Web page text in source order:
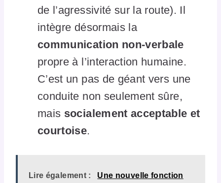
de l’agressivité sur la route). Il
intègre désormais la
communication non-verbale
propre à l’interaction humaine.
C’est un pas de géant vers une
conduite non seulement sûre,
mais socialement acceptable et
courtoise.
Lire également : Une nouvelle fonction